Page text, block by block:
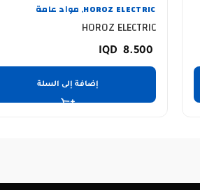
HOROZ ELECTRIC
, مواد عامة
HOROZ ELECTRIC
8.500
إضافة إلى السلة